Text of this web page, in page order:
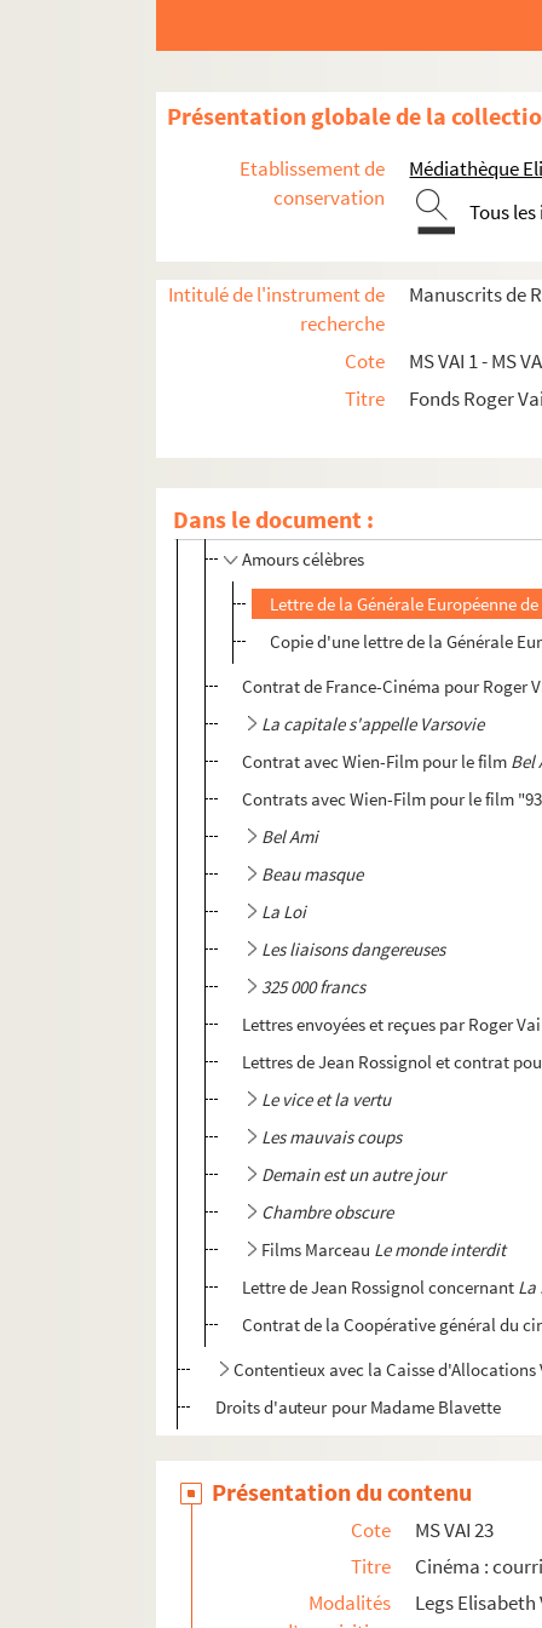
Présentation globale de la
Etablissement de
conservation
Médiathèque
Tous
Intitulé de l'instrument de
recherche
Manuscrits de
Cote
MS VAI 1 - MS
Titre
Fonds Roger
Dans le document :
MS VAI 11, 12.Denain,De l'Amateuret notes
MS VAI 13, 14, 15.
MS VAI 16.Éloge du Cardinal de Bernis
MS VAI 17.Suétone
MS VAI 18.Le Regard froid
MS VAI 19b.
Le Vatican
L'impérialisme
MS VAI 20, 21. Voyages
La Réunion, première partie
La Réunion, deuxième partie
Courriers et contrats à propos de
Amours célèbres
Lettre de la Générale Européenne
Copie d'une lettre de la Générale
Contrat de France-Cinéma pour Roger
La capitale s'appelle Varsovie
Contrat avec Wien-Film pour le film Bel
Contrats avec Wien-Film pour le film
Bel Ami
Beau masque
La Loi
Les liaisons dangereuses
325 000 francs
Lettres envoyées et reçues par Roger
Lettres de Jean Rossignol et contrat
Le vice et la vertu
Les mauvais coups
Demain est un autre jour
Chambre obscure
Films Marceau Le monde interdit
Lettre de Jean Rossignol concernant La
Contrat de la Coopérative général du
Contentieux avec la Caisse
Droits d'auteur pour Madame Blavette
MS VAI 25.325 000 francs, adaptation
Le Vice et la vertu
, scénario et
Le Vice et la vertu
, scénario
Le Vice et la vertu, critiques
Présentation du contenu
Cote
MS VAI 23
Titre
Cinéma :
Modalités
Legs